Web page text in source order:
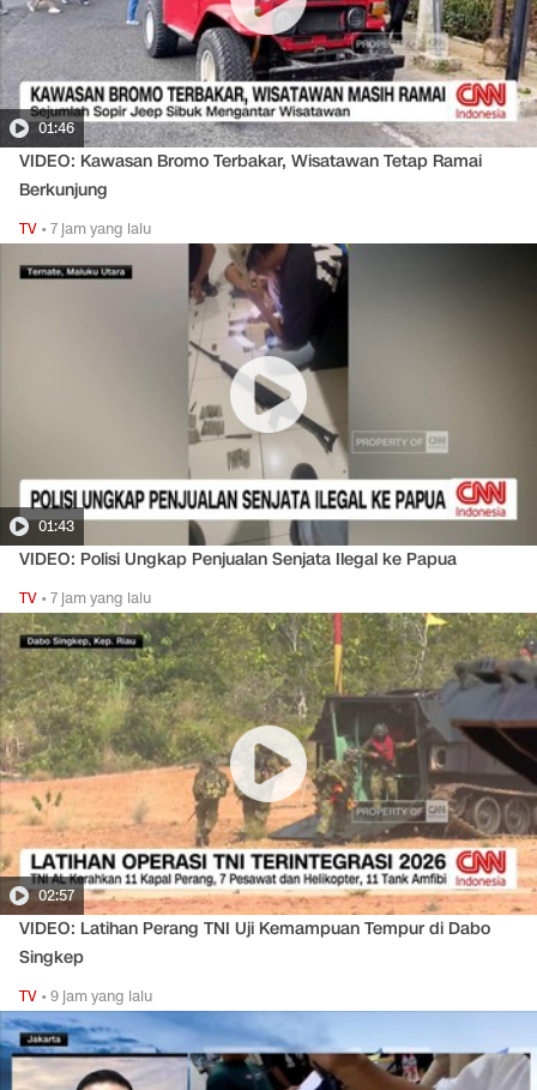
01:46
VIDEO: Kawasan Bromo Terbakar, Wisatawan Tetap Ramai
Berkunjung
TV •7 jam yang lalu
01:43
VIDEO: Polisi Ungkap Penjualan Senjata Ilegal ke Papua
TV •7 jam yang lalu
02:57
VIDEO: Latihan Perang TNI Uji Kemampuan Tempur di Dabo
Singkep
TV •9 jam yang lalu